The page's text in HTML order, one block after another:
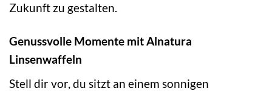
Zukunft zu gestalten.
Genussvolle Momente mit Alnatura
Linsenwaffeln
Stell dir vor, du sitzt an einem sonnigen